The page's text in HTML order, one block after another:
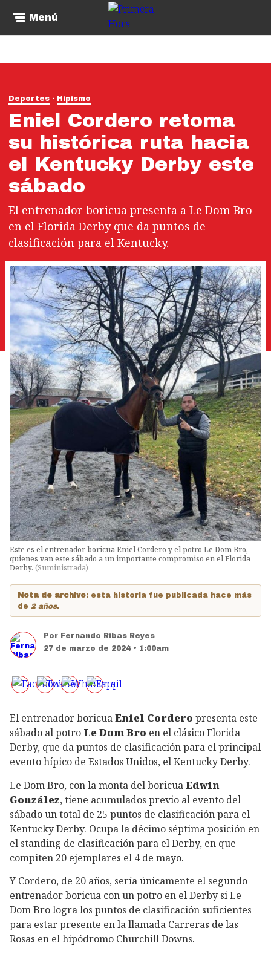
Menú
Deportes Hipismo
Eniel Cordero retoma
su histórica ruta hacia
el Kentucky Derby este
sábado
El entrenador boricua presenta a Le Dom Bro
en el Florida Derby que da puntos de
clasificación para el Kentucky.
Este es el entrenador boricua Eniel Cordero y el potro Le Dom Bro,
quienes van este sábado a un importante compromiso en el Florida
Derby. (Suministrada)
Nota de archivo: esta historia fue publicada hace más
de 2 años.
Por Fernando Ribas Reyes
27 de marzo de 2024 • 1:00am
El entrenador boricuaEniel Cordero presenta este
sábado al potro Le Dom Bro en el clásico Florida
Derby, que da puntos de clasificación para el principal
evento hípico de Estados Unidos, el Kentucky Derby.
Le Dom Bro, con la monta del boricuaEdwin
González, tiene acumulados previo al evento del
sábado un total de 25 puntos de clasificación para el
Kentucky Derby. Ocupa la décimo séptima posición en
el standing de clasificación para el Derby, en que
compiten 20 ejemplares el 4 de mayo.
Y Cordero, de 20 años, sería únicamente el segundo
entrenador boricua con un potro en el Derby si Le
Dom Bro logra los puntos de clasificación suficientes
para estar presente en la llamada Carreras de las
Rosas en el hipódromo Churchill Downs.